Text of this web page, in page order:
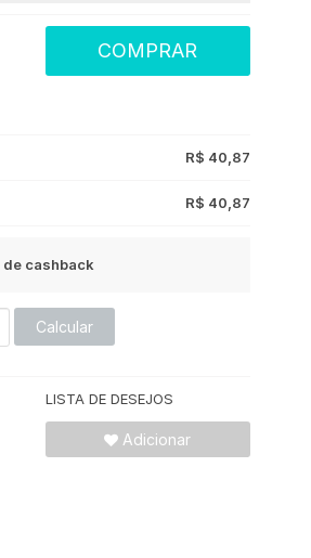
COMPRAR
R$ 40,87
R$ 40,87
de cashback
Calcular
LISTA DE DESEJOS
Adicionar